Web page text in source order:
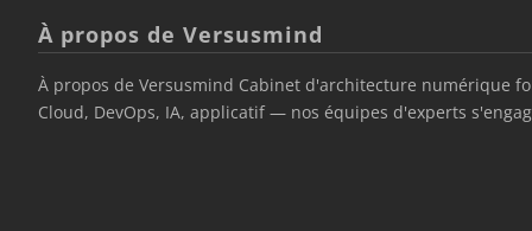
À propos de Versusmind
À propos de Versusmind Cabinet d'architecture numérique
Cloud, DevOps, IA, applicatif — nos équipes d'experts